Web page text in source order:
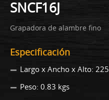
SNCF16J
Grapadora de alambre fino
Especificación
Largo x Ancho x Alto:
Peso: 0.83 kgs